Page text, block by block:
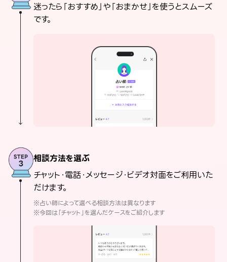
迷ったら「おすすめ」や「おまかせ」を使うとスムーズ
です。
相談方法を選ぶ
チャット・電話・メッセージ・ビデオ対面をご利用いた
だけます。
※占い師によって選べる相談方法は異なります
※今回は「チャット」を選んだケースをご紹介します